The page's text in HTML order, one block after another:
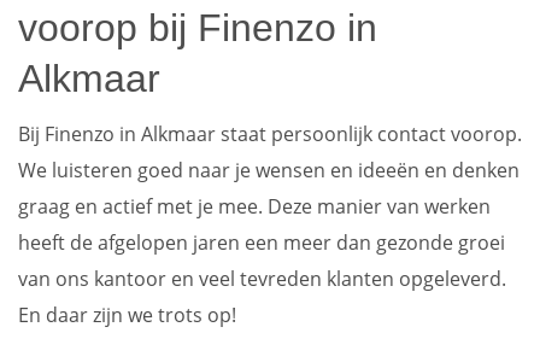
voorop bij Finenzo in
Alkmaar
Bij Finenzo in Alkmaar staat persoonlijk contact voorop.
We luisteren goed naar je wensen en ideeën en denken
graag en actief met je mee. Deze manier van werken
heeft de afgelopen jaren een meer dan gezonde groei
van ons kantoor en veel tevreden klanten opgeleverd.
En daar zijn we trots op!